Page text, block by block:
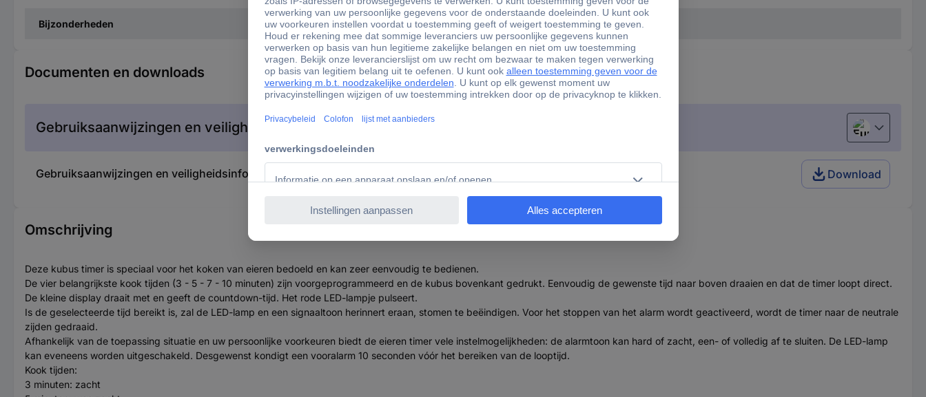
Bijzonderheden 4 timertijden
Documenten en downloads
Gebruiksaanwijzingen en veiligheidsinformatie European
Gebruiksaanwijzingen en veiligheidsinformatie 1856294 TFA Dostmann Cube Timer Ei Kookwekker Wit, Geel Digitaal Download
Omschrijving
Deze kubus timer is speciaal voor het koken van eieren bedoeld en kan zeer eenvoudig te bedienen.
De vier belangrijkste kook tijden (3 - 5 - 7 - 10 minuten) zijn voorgeprogrammeerd en de kubus bovenkant gedrukt. Eenvoudig de gewenste tijd naar boven draaien en dat de timer loopt direct.
De kleine display draait met en geeft de countdown-tijd. Het rode LED-lampje pulseert.
Is de geselecteerde tijd bereikt is, zal de LED-lamp en een signaaltoon herinnert eraan, stomen te beëindigen. Voor het stoppen van het alarm wordt geactiveerd, wordt de timer naar de neutrale
zijden gedraaid.
Afhankelijk van de toepassing situatie en uw persoonlijke voorkeuren biedt de eieren timer vele instelmogelijkheden: de alarmtoon kan hard of zacht, een- of volledig af te sluiten. De LED-lamp
kan eveneens worden uitgeschakeld. Desgewenst kondigt een vooralarm 10 seconden vóór het bereiken van de looptijd.
Kook tijden:
3 minuten: zacht